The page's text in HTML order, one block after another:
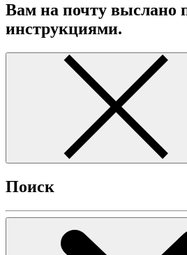
Вам на почту выслано
инструкциями.
Поиск